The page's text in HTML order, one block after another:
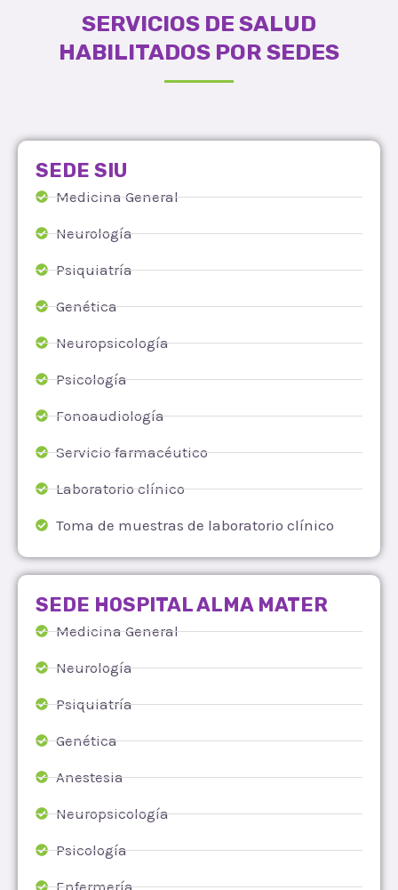
SERVICIOS DE SALUD
HABILITADOS POR SEDES
SEDE SIU
Medicina General
Neurología
Psiquiatría
Genética
Neuropsicología
Psicología
Fonoaudiología
Servicio farmacéutico
Laboratorio clínico
Toma de muestras de laboratorio clínico
SEDE HOSPITAL ALMA MATER
Medicina General
Neurología
Psiquiatría
Genética
Anestesia
Neuropsicología
Psicología
Enfermería